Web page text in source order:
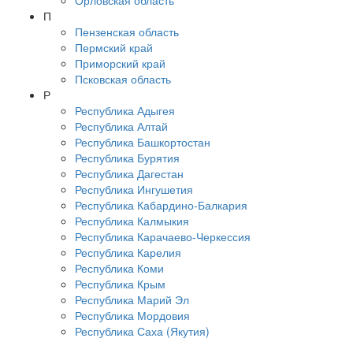
П
Пензенская область
Пермский край
Приморский край
Псковская область
Р
Республика Адыгея
Республика Алтай
Республика Башкортостан
Республика Бурятия
Республика Дагестан
Республика Ингушетия
Республика Кабардино-Балкария
Республика Калмыкия
Республика Карачаево-Черкессия
Республика Карелия
Республика Коми
Республика Крым
Республика Марий Эл
Республика Мордовия
Республика Саха (Якутия)